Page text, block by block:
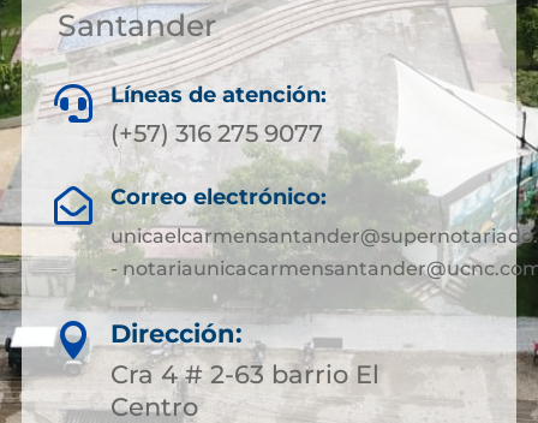
Santander
 Líneas de atención:
(+57) 316 275 9077
 Correo electrónico:
-

Dirección:
Cra 4 # 2-63 barrio El
Centro